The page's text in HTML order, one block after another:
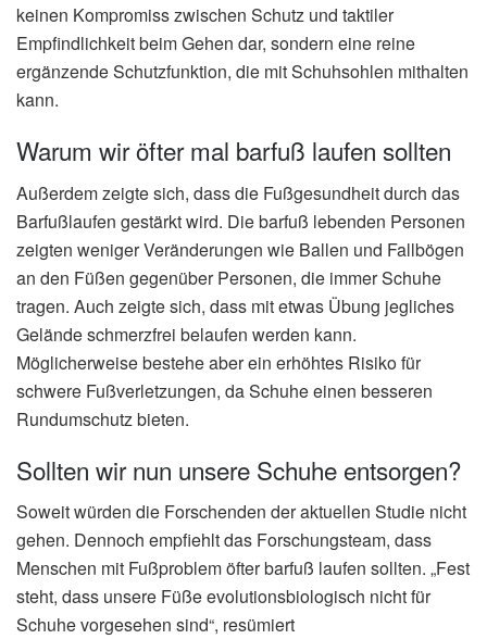
keinen Kompromiss zwischen Schutz und taktiler
Empfindlichkeit beim Gehen dar, sondern eine reine
ergänzende Schutzfunktion, die mit Schuhsohlen mithalten
kann.
Warum wir öfter mal barfuß laufen sollten
Außerdem zeigte sich, dass die Fußgesundheit durch das
Barfußlaufen gestärkt wird. Die barfuß lebenden Personen
zeigten weniger Veränderungen wie Ballen und Fallbögen
an den Füßen gegenüber Personen, die immer Schuhe
tragen. Auch zeigte sich, dass mit etwas Übung jegliches
Gelände schmerzfrei belaufen werden kann.
Möglicherweise bestehe aber ein erhöhtes Risiko für
schwere Fußverletzungen, da Schuhe einen besseren
Rundumschutz bieten.
Sollten wir nun unsere Schuhe entsorgen?
Soweit würden die Forschenden der aktuellen Studie nicht
gehen. Dennoch empfiehlt das Forschungsteam, dass
Menschen mit Fußproblem öfter barfuß laufen sollten. „Fest
steht, dass unsere Füße evolutionsbiologisch nicht für
Schuhe vorgesehen sind“, resümiert